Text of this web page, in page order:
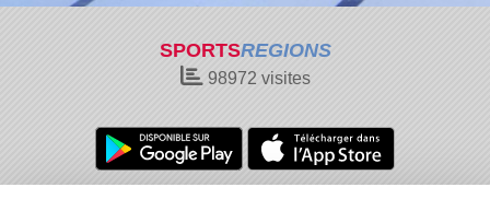
SPORTSREGIONS
98972 visites